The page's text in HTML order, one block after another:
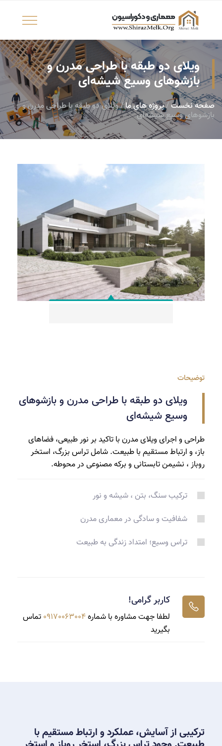
ویلای دو طبقه با طراحی مدرن و
بازشوهای وسیع شیشه‌ای
صفحه نخست/پروژه های ما/ ویلای دو طبقه با طراحی مدرن و
بازشوهای وسیع شیشه‌ای
توضیحات
ویلای دو طبقه با طراحی مدرن و بازشوهای
وسیع شیشه‌ای
طراحی و اجرای ویلای مدرن با تاکید بر نور طبیعی، فضاهای
باز، و ارتباط مستقیم با طبیعت. شامل تراس بزرگ، استخر
روباز ، نشیمن تابستانی و برکه مصنوعی در محوطه.
ترکیب سنگ، بتن ، شیشه و نور
شفافیت و سادگی در معماری مدرن
تراس وسیع؛ امتداد زندگی به طبیعت
کاربر گرامی!
لطفا جهت مشاوره با شماره09170063004 تماس
بگیرید
ترکیبی از آسایش، عملکرد و ارتباط مستقیم با